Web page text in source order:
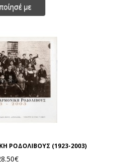
με
ΡΟΔΟΛΙΒΟΥΣ (1923-2003)